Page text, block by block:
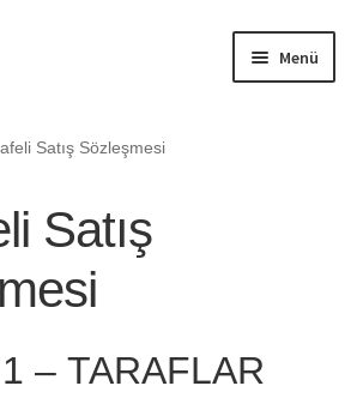
Menü
Filmleri
Satış Sözleşmesi
Satış
– TARAFLAR